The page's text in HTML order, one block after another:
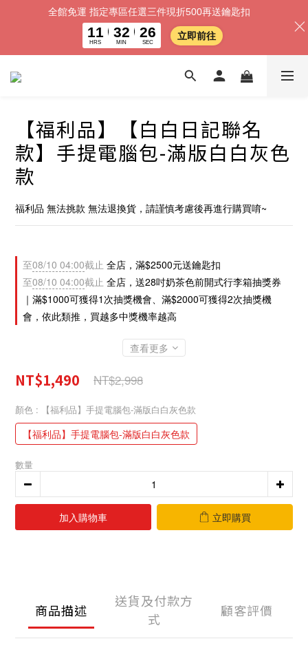
【福利品】【白白日記聯名
款】手提電腦包-滿版白白灰色
款
福利品 無法挑款 無法退換貨，請謹慎考慮後再進行購買唷~
至08/10 04:00截止 全店，滿$2500元送鑰匙扣
至08/10 04:00截止 全店，送28吋奶茶色前開式行李箱抽獎券
｜滿$1000可獲得1次抽獎機會、滿$2000可獲得2次抽獎機
會，依此類推，買越多中獎機率越高
查看更多
NT$1,490 NT$2,998
顏色 : 【福利品】手提電腦包-滿版白白灰色款
【福利品】手提電腦包-滿版白白灰色款
數量
加入購物車 立即購買
商品描述
送貨及付款方
式
顧客評價
全館免運 指定專區任選三件現折500再送鑰匙扣
11
HRS
32
MIN
24
SEC
立即前往